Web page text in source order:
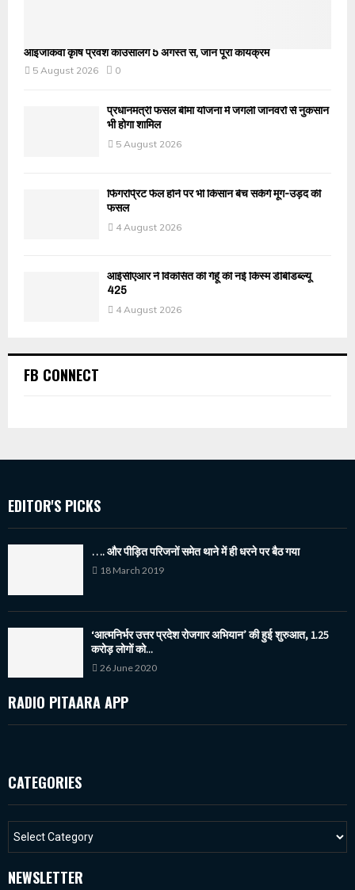
आईजीकेवी कृषि प्रवेश काउंसलिंग 5 अगस्त से, जानें पूरा कार्यक्रम
5 August 2026
0
प्रधानमंत्री फसल बीमा योजना में जंगली जानवरों से नुकसान
भी होगा शामिल
5 August 2026
फिंगरप्रिंट फेल होने पर भी किसान बेच सकेंगे मूंग-उड़द की
फसल
4 August 2026
आईसीएआर ने विकसित की गेहूँ की नई किस्म डीबीडब्ल्यू
425
4 August 2026
FB CONNECT
EDITOR'S PICKS
…. और पीड़ित परिजनों समेत थाने में ही धरने पर बैठ गया
18 March 2019
‘आत्मनिर्भर उत्तर प्रदेश रोजगार अभियान’ की हुई शुरुआत, 1.25
करोड़ लोगों को...
26 June 2020
RADIO PITAARA APP
CATEGORIES
NEWSLETTER